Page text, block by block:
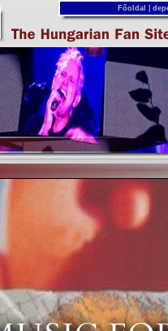
Főoldal